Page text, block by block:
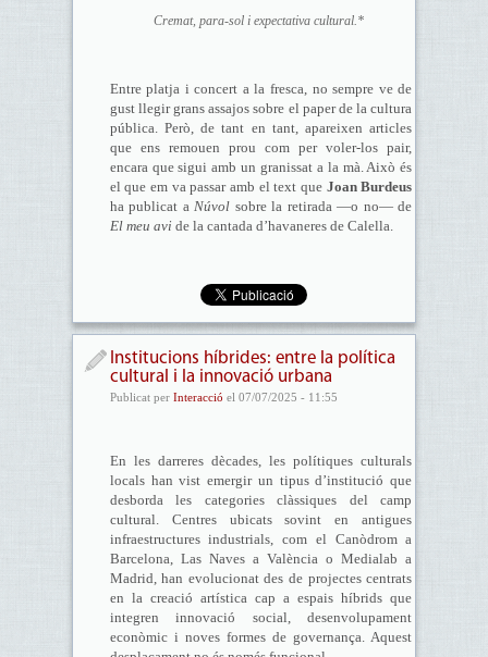
Cremat, para-sol i expectativa cultural.*
Entre platja i concert a la fresca, no sempre ve de
gust llegir grans assajos sobre el paper de la cultura
pública. Però, de tant en tant, apareixen articles
que ens remouen prou com per voler-los pair,
encara que sigui amb un granissat a la mà. Això és
el que em va passar amb el text que Joan Burdeus
ha publicat aNúvol sobre la retirada —o no— de
El meu avi de la cantada d’havaneres de Calella.
Institucions híbrides: entre la política
cultural i la innovació urbana
Publicat per Interacció el 07/07/2025 - 11:55
En les darreres dècades, les polítiques culturals
locals han vist emergir un tipus d’institució que
desborda les categories clàssiques del camp
cultural. Centres ubicats sovint en antigues
infraestructures industrials, com el Canòdrom a
Barcelona, Las Naves a València o Medialab a
Madrid, han evolucionat des de projectes centrats
en la creació artística cap a espais híbrids que
integren innovació social, desenvolupament
econòmic i noves formes de governança. Aquest